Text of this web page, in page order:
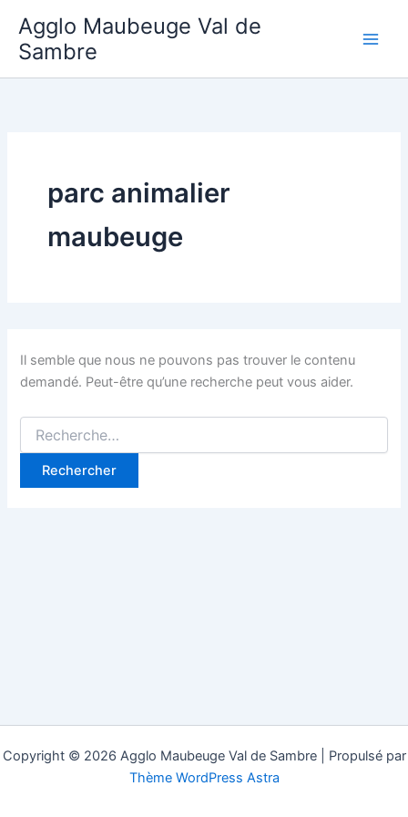
contenu
Agglo Maubeuge Val de
Sambre
parc animalier
maubeuge
Il semble que nous ne pouvons pas trouver le contenu
demandé. Peut-être qu’une recherche peut vous aider.
Rechercher :
Copyright © 2026 Agglo Maubeuge Val de Sambre | Propulsé par
Thème WordPress Astra